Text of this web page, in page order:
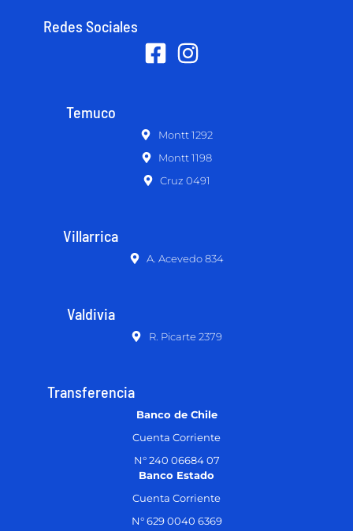
Redes Sociales
Temuco
Montt 1292
Montt 1198
Cruz 0491
Villarrica
A. Acevedo 834
Valdivia
R. Picarte 2379
Transferencia
Banco de Chile
Cuenta Corriente
N° 240 06684 07
Banco Estado
Cuenta Corriente
N° 629 0040 6369